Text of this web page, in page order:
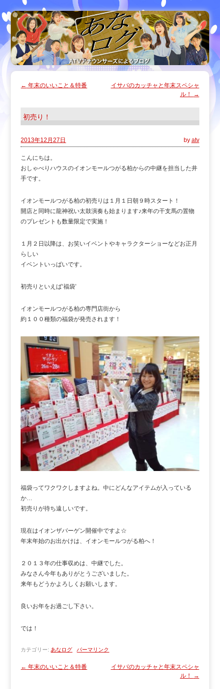
← 年末のいいこと＆特番
イサバのカッチャと年末スペシャ
ル！
→
初売り！
2013年12月27日 by atv
こんにちは。
おしゃべりハウスのイオンモールつがる柏からの中継を担当した井
手です。
イオンモールつがる柏の初売りは１月１日朝９時スタート！
開店と同時に龍神祝い太鼓演奏も始まります♪来年の干支馬の置物
のプレゼントも数量限定で実施！
１月２日以降は、お笑いイベントやキャラクターショーなどお正月
らしい
イベントいっぱいです。
初売りといえば‘福袋’
イオンモールつがる柏の専門店街から
約１００種類の福袋が発売されます！
福袋ってワクワクしますよね。中にどんなアイテムが入っている
か…
初売りが待ち遠しいです。
現在はイオンザバーゲン開催中ですよ☆
年末年始のお出かけは、イオンモールつがる柏へ！
２０１３年の仕事収めは、中継でした。
みなさん今年もありがとうございました。
来年もどうかよろしくお願いします。
良いお年をお過ごし下さい。
では！
カテゴリー: あなログ パーマリンク
← 年末のいいこと＆特番
イサバのカッチャと年末スペシャ
ル！
→